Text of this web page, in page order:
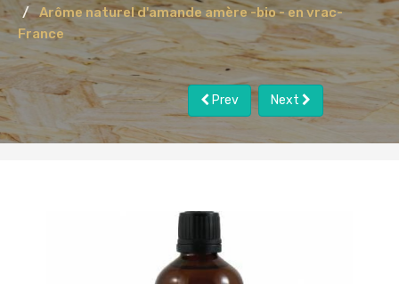
Arôme naturel d'amande amère -bio - en vrac-
France
Prev Next